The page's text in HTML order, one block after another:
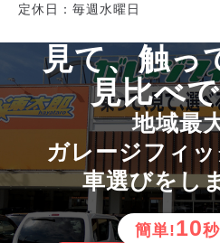
定休日：毎週水曜日
見て、触っ
見比べ
地域最
ガレージフィ
車選びをし
簡単!10